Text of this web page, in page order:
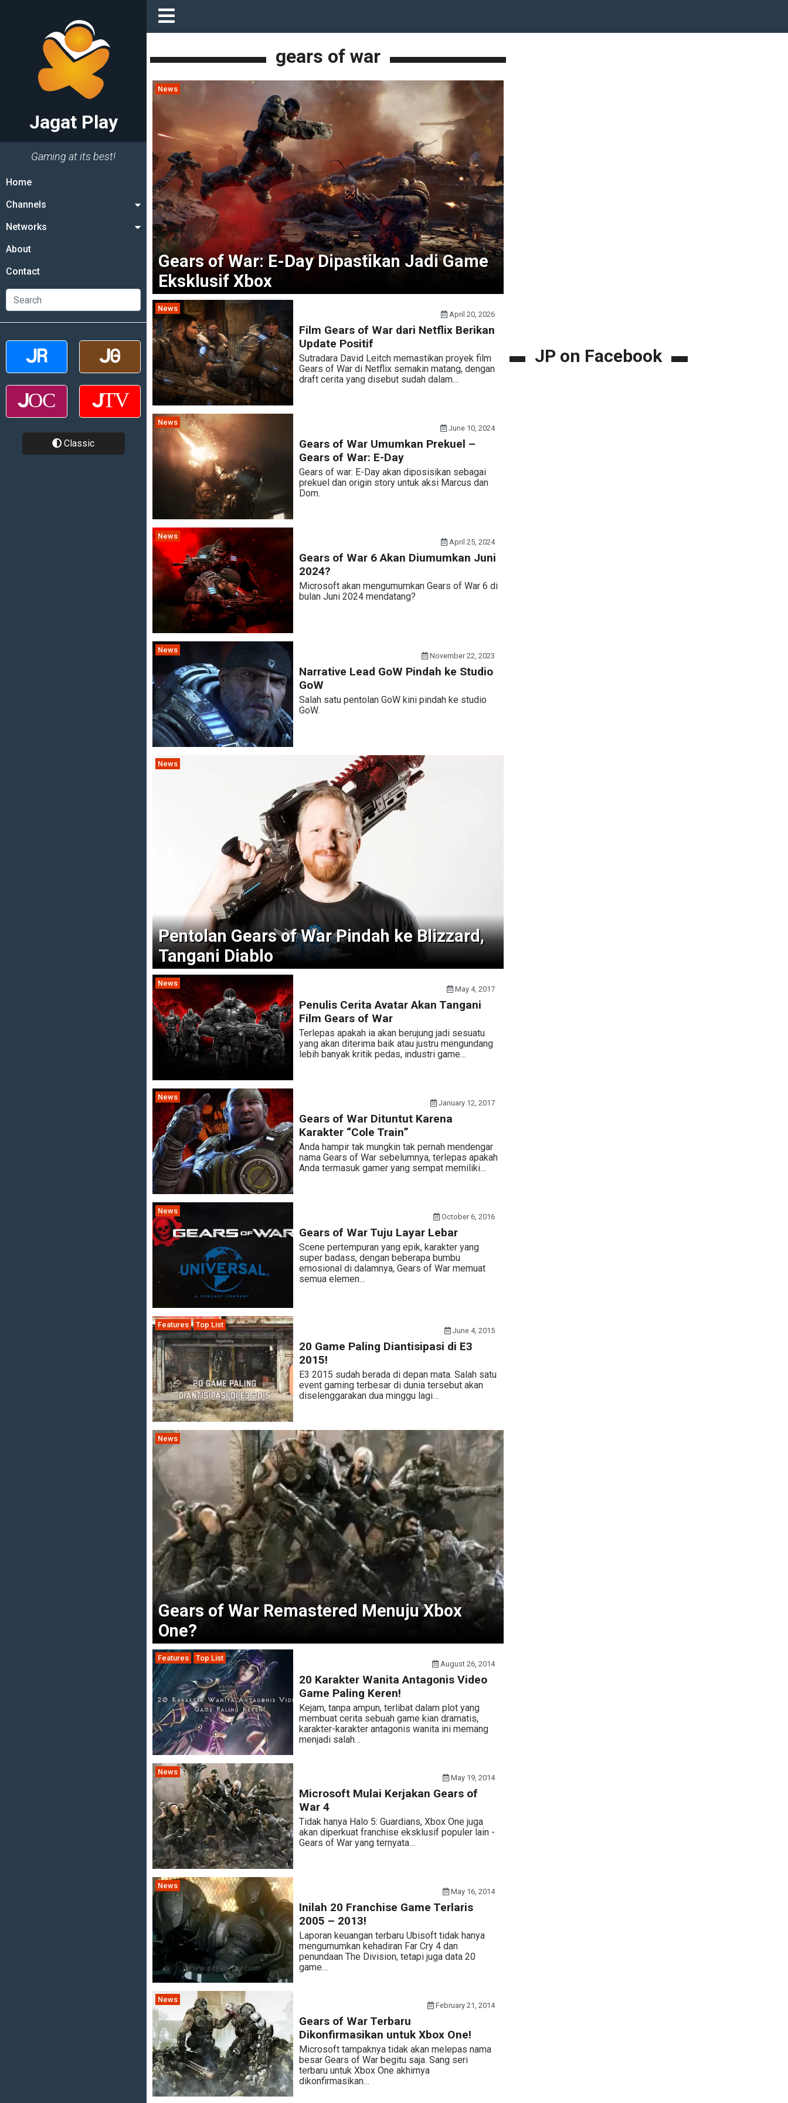
Jagat Play
Gaming at its best!
Home
Channels
Networks
About
Contact
Classic
gears of war
News
Gears of War: E-Day Dipastikan Jadi Game
Eksklusif Xbox
News
April 20, 2026
Film Gears of War dari Netflix Berikan
Update Positif
Sutradara David Leitch memastikan proyek film
Gears of War di Netflix semakin matang, dengan
draft cerita yang disebut sudah dalam…
News
June 10, 2024
Gears of War Umumkan Prekuel –
Gears of War: E-Day
Gears of war: E-Day akan diposisikan sebagai
prekuel dan origin story untuk aksi Marcus dan
Dom.
News
April 25, 2024
Gears of War 6 Akan Diumumkan Juni
2024?
Microsoft akan mengumumkan Gears of War 6 di
bulan Juni 2024 mendatang?
News
November 22, 2023
Narrative Lead GoW Pindah ke Studio
GoW
Salah satu pentolan GoW kini pindah ke studio
GoW.
News
Pentolan Gears of War Pindah ke Blizzard,
Tangani Diablo
News
May 4, 2017
Penulis Cerita Avatar Akan Tangani
Film Gears of War
Terlepas apakah ia akan berujung jadi sesuatu
yang akan diterima baik atau justru mengundang
lebih banyak kritik pedas, industri game…
News
January 12, 2017
Gears of War Dituntut Karena
Karakter “Cole Train”
Anda hampir tak mungkin tak pernah mendengar
nama Gears of War sebelumnya, terlepas apakah
Anda termasuk gamer yang sempat memiliki…
News
October 6, 2016
Gears of War Tuju Layar Lebar
Scene pertempuran yang epik, karakter yang
super badass, dengan beberapa bumbu
emosional di dalamnya, Gears of War memuat
semua elemen…
Features Top List
June 4, 2015
20 Game Paling Diantisipasi di E3
2015!
E3 2015 sudah berada di depan mata. Salah satu
event gaming terbesar di dunia tersebut akan
diselenggarakan dua minggu lagi…
News
Gears of War Remastered Menuju Xbox
One?
Features Top List
August 26, 2014
20 Karakter Wanita Antagonis Video
Game Paling Keren!
Kejam, tanpa ampun, terlibat dalam plot yang
membuat cerita sebuah game kian dramatis,
karakter-karakter antagonis wanita ini memang
menjadi salah…
News
May 19, 2014
Microsoft Mulai Kerjakan Gears of
War 4
Tidak hanya Halo 5: Guardians, Xbox One juga
akan diperkuat franchise eksklusif populer lain -
Gears of War yang ternyata…
News
May 16, 2014
Inilah 20 Franchise Game Terlaris
2005 – 2013!
Laporan keuangan terbaru Ubisoft tidak hanya
mengumumkan kehadiran Far Cry 4 dan
penundaan The Division, tetapi juga data 20
game…
News
February 21, 2014
Gears of War Terbaru
Dikonfirmasikan untuk Xbox One!
Microsoft tampaknya tidak akan melepas nama
besar Gears of War begitu saja. Sang seri
terbaru untuk Xbox One akhirnya
dikonfirmasikan…
JP on Facebook